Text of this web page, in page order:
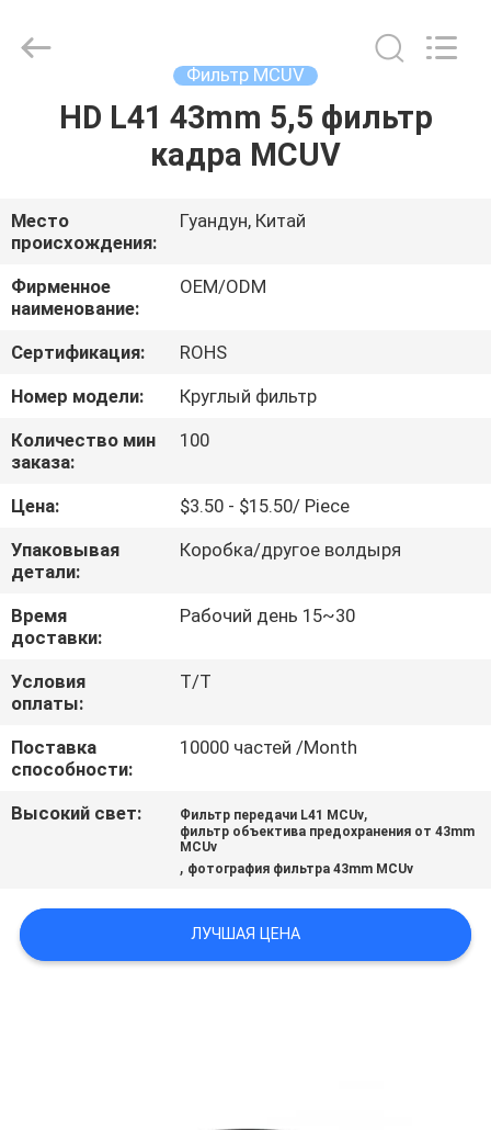
ДОМ
О
НАС
ПУТЕШЕСТВИЕ
ФАБРИКИ
ПРОВЕРКА
КАЧЕСТВА
СВЯЖИТЕСЬ
МЫ
СПРОСИТЕ
САЙТА
PRIVACY
POLICY
Technology
Ltd..
Фильтр MCUV
HD L41 43mm 5,5 фильтр
кадра MCUV
Место
происхождения:
Гуандун, Китай
Фирменное
наименование:
OEM/ODM
Сертификация:
ROHS
Номер модели:
Круглый фильтр
Количество мин
заказа:
100
Цена:
$3.50 - $15.50/ Piece
Упаковывая
детали:
Коробка/другое волдыря
Время
доставки:
Рабочий день 15~30
Условия
оплаты:
Т/Т
Поставка
способности:
10000 частей /Month
Высокий свет: Фильтр передачи L41 MCUv,
фильтр объектива предохранения от 43mm
MCUv
, фотография фильтра 43mm MCUv
ЛУЧШАЯ ЦЕНА